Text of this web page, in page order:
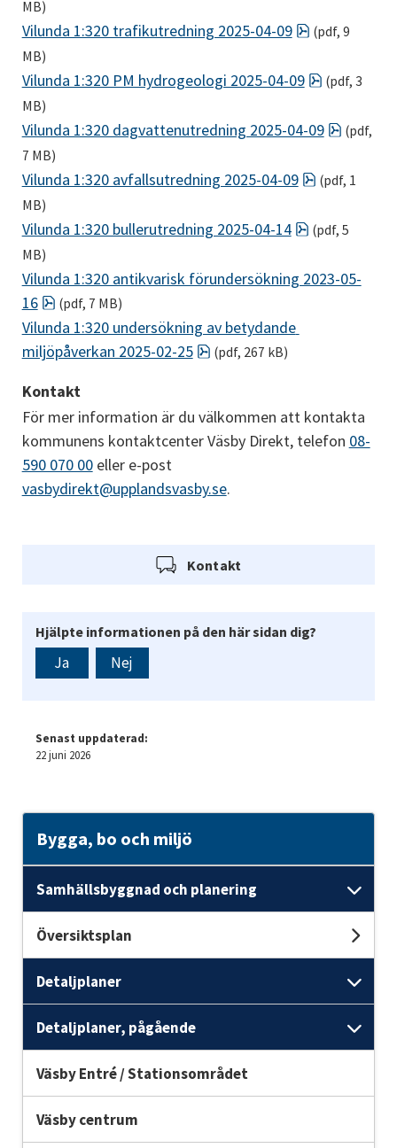
MB)
Vilunda 1:320 trafikutredning 2025-04-09 pdf, 9 MB.
(pdf, 9
MB)
Vilunda 1:320 PM hydrogeologi 2025-04-09 pdf, 3 MB.
(pdf, 3
MB)
Vilunda 1:320 dagvattenutredning 2025-04-09 pdf, 7
(pdf,
7 MB)
Vilunda 1:320 avfallsutredning 2025-04-09 pdf, 1 MB.
(pdf, 1
MB)
Vilunda 1:320 bullerutredning 2025-04-14 pdf, 5 MB.
(pdf, 5
MB)
Vilunda 1:320 antikvarisk förundersökning 2023-05-
16
pdf, 7 MB.
(pdf, 7 MB)
Vilunda 1:320 undersökning av betydande
miljöpåverkan 2025-02-25
pdf, 267 kB.
(pdf, 267 kB)
Kontakt
För mer information är du välkommen att kontakta
kommunens kontaktcenter Väsby Direkt, telefon 08-
590 070 00
eller e-post
vasbydirekt@upplandsvasby.se.
Kontakt
Hjälpte informationen på den här sidan dig?
Ja Nej
Senast uppdaterad:
22 juni 2026
Bygga, bo och miljö
Samhällsbyggnad och planering
Översiktsplan
Detaljplaner
Detaljplaner, pågående
Väsby Entré / Stationsområdet
Väsby centrum